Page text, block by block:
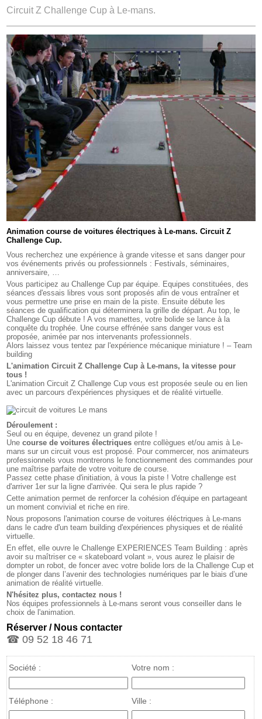
Circuit Z Challenge Cup à Le-mans.
Animation course de voitures électriques à Le-mans. Circuit Z
Challenge Cup.
Vous recherchez une expérience à grande vitesse et sans danger pour
vos événements privés ou professionnels : Festivals, séminaires,
anniversaire, …
Vous participez au Challenge Cup par équipe. Equipes constituées, des
séances d'essais libres vous sont proposés afin de vous entraîner et
vous permettre une prise en main de la piste. Ensuite débute les
séances de qualification qui déterminera la grille de départ. Au top, le
Challenge Cup débute ! A vos manettes, votre bolide se lance à la
conquête du trophée. Une course effrénée sans danger vous est
proposée, animée par nos intervenants professionnels.
Alors laissez vous tentez par l'expérience mécanique miniature ! – Team
building
L'animation Circuit Z Challenge Cup à Le-mans, la vitesse pour
tous !
L'animation Circuit Z Challenge Cup vous est proposée seule ou en lien
avec un parcours d'expériences physiques et de réalité virtuelle.
Déroulement :
Seul ou en équipe, devenez un grand pilote !
Unecourse de voitures électriques entre collègues et/ou amis à Le-
mans sur un circuit vous est proposé. Pour commercer, nos animateurs
professionnels vous montrerons le fonctionnement des commandes pour
une maîtrise parfaite de votre voiture de course.
Passez cette phase d'initiation, à vous la piste ! Votre challenge est
d'arriver 1er sur la ligne d'arrivée. Qui sera le plus rapide ?
Cette animation permet de renforcer la cohésion d'équipe en partageant
un moment convivial et riche en rire.
Nous proposons l'animation course de voitures éléctriques à Le-mans
dans le cadre d'un team building d'expériences physiques et de réalité
virtuelle.
En effet, elle ouvre le Challenge EXPERIENCES Team Building : après
avoir su maîtriser ce « skateboard volant », vous aurez le plaisir de
dompter un robot, de foncer avec votre bolide lors de la Challenge Cup et
de plonger dans l’avenir des technologies numériques par le biais d’une
animation de réalité virtuelle.
N'hésitez plus, contactez nous !
Nos équipes professionnels à Le-mans seront vous conseiller dans le
choix de l'animation.
Réserver / Nous contacter
☎ 09 52 18 46 71
Société : Votre nom :
Téléphone : Ville :